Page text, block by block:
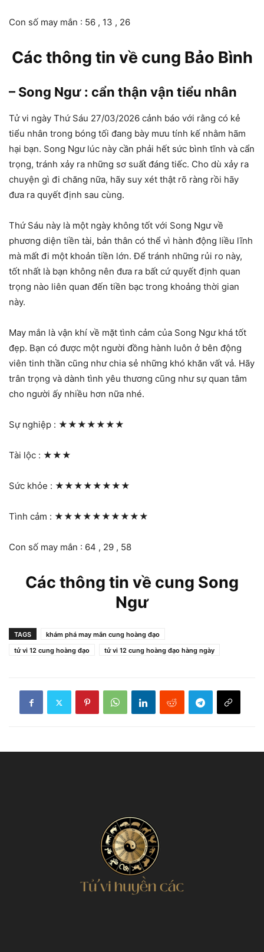
Con số may mắn : 56 , 13 , 26
Các thông tin về cung Bảo Bình
– Song Ngư : cẩn thận vận tiểu nhân
Tử vi ngày Thứ Sáu 27/03/2026 cảnh báo với rằng có kẻ
tiểu nhân trong bóng tối đang bày mưu tính kế nhằm hãm
hại bạn. Song Ngư lúc này cần phải hết sức bình tĩnh và cẩn
trọng, tránh xảy ra những sơ suất đáng tiếc. Cho dù xảy ra
chuyện gì đi chăng nữa, hãy suy xét thật rõ ràng rồi hãy
đưa ra quyết định sau cùng.
Thứ Sáu này là một ngày không tốt với Song Ngư về
phương diện tiền tài, bản thân có thể vì hành động liều lĩnh
mà mất đi một khoản tiền lớn. Để tránh những rủi ro này,
tốt nhất là bạn không nên đưa ra bất cứ quyết định quan
trọng nào liên quan đến tiền bạc trong khoảng thời gian
này.
May mắn là vận khí về mặt tình cảm của Song Ngư khá tốt
đẹp. Bạn có được một người đồng hành luôn ở bên động
viên tinh thần cũng như chia sẻ những khó khăn vất vả. Hãy
trân trọng và dành tình yêu thương cũng như sự quan tâm
cho người ấy nhiều hơn nữa nhé.
Sự nghiệp : ★★★★★★★
Tài lộc : ★★★
Sức khỏe : ★★★★★★★★
Tình cảm : ★★★★★★★★★★
Con số may mắn : 64 , 29 , 58
Các thông tin về cung Song
Ngư
TAGS
khám phá may mắn cung hoàng đạo
tử vi 12 cung hoàng đạo
tử vi 12 cung hoàng đạo hàng ngày